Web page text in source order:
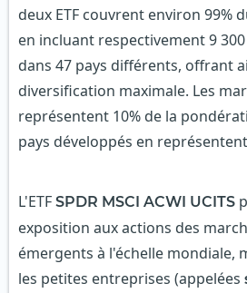
deux ETF couvrent environ 99%
en incluant respectivement 9
dans 47 pays différents, offrant
diversification maximale. Les
représentent 10% de la
pays développés en
L'ETF SPDR MSCI ACWI UCITS
exposition aux actions des
émergents à l'échelle mondiale,
les petites entreprises (appelées